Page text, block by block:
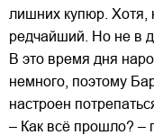
лишних купюр. Хотя,
редчайший. Но не в
В это время дня
немного, поэтому
настроен
– Как всё прошло? –